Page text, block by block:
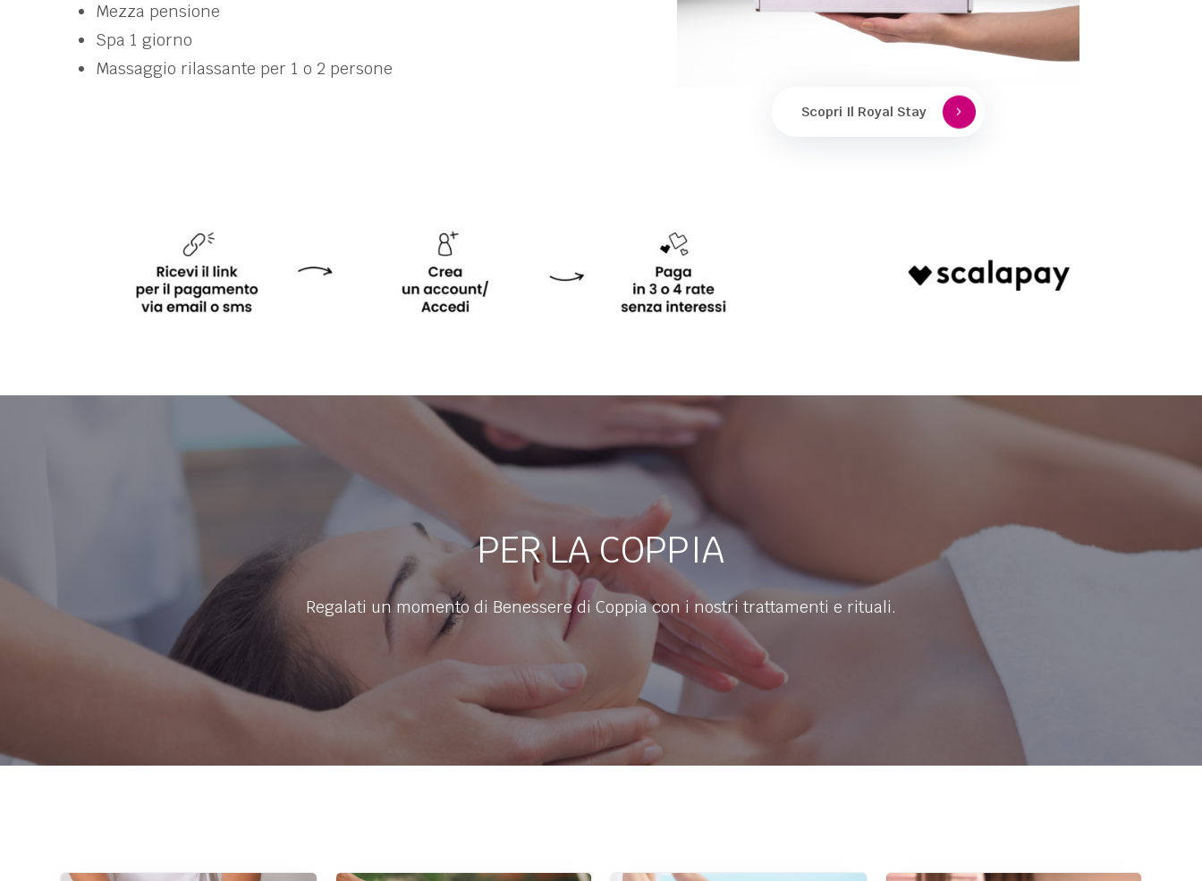
Mezza pensione
Spa 1 giorno
Massaggio rilassante per 1 o 2 persone
Scopri Il Royal Stay
PER LA COPPIA
Regalati un momento di Benessere di Coppia con i nostri trattamenti e rituali.